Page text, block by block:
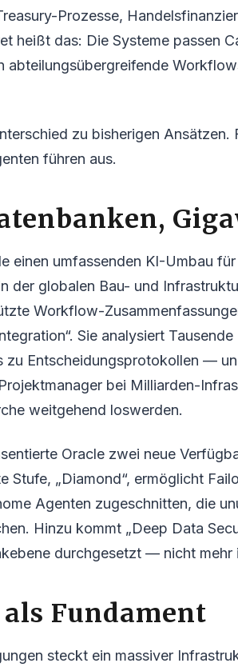
Prozesse,
heißt das: Die Systeme passen
abteilungsübergreifende
zu bisherigen Ansätzen.
führen aus.
einen umfassenden KI-Umbau
der globalen Bau- und
Workflow-
Sie analysiert
zu Entscheidungsprotokollen —
bei Milliarden-
weitgehend loswerden.
Oracle zwei neue
Stufe, „Diamond“, ermöglicht
Agenten zugeschnitten, die
Hinzu kommt „Deep Data
durchgesetzt — nicht mehr
Fundament
steckt ein massiver